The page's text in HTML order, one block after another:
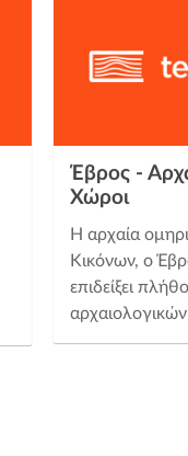
Έβρος -
Χώροι
Η αρχαία
Κικόνων, ο
επιδείξει